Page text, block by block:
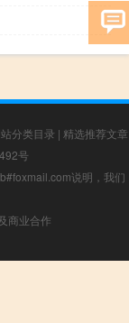
分类目录 | 精选推荐文章
号
说明，我们
商业合作